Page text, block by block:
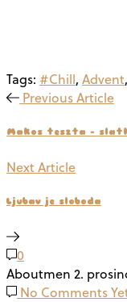
Tags: #Chill, Advent,
Previous Article
Makos teszta –
Next Article
Ljubav je sloboda
0
Aboutmen 2.
No Comments